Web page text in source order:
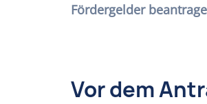
Fördergelder
Vor dem